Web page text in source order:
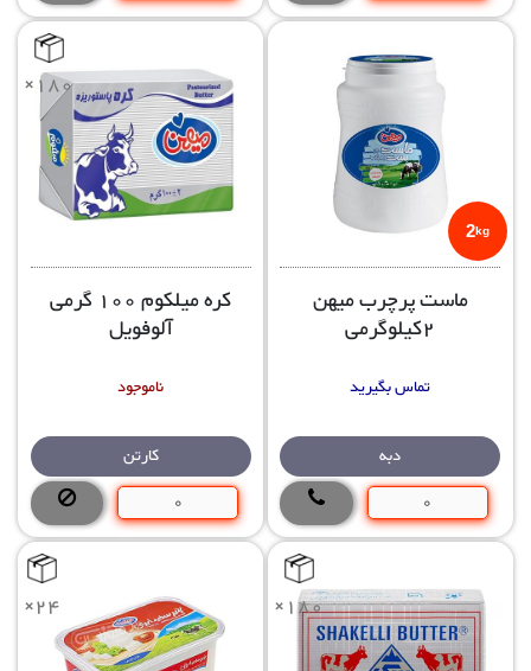
2kg
ماست پرچرب میهن
2کیلوگرمی
تماس بگیرید
دبه
×180
کره میلکوم 100 گرمی
آلوفویل
ناموجود
کارتن
×180
×24